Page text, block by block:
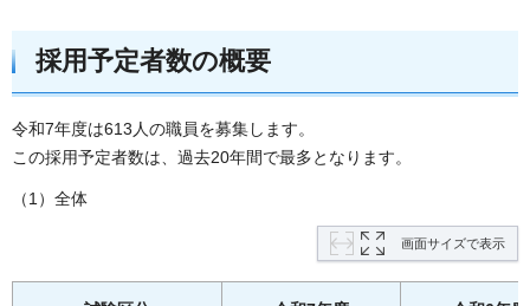
採用予定者数の概要
令和7年度は613人の職員を募集します。
この採用予定者数は、過去20年間で最多となります。
（1）全体
画面サイズで表示